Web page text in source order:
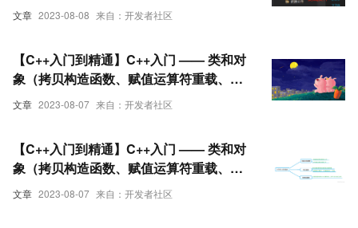
文章 2023-08-08 来自：开发者社区
文章 2023-08-07 来自：开发者社区
【C++入门到精通】C++入门 —— 类和对
象（拷贝构造函数、赋值运算符重载、
const成员函数）下
文章 2023-08-07 来自：开发者社区
【C++入门到精通】C++入门 —— 类和对
象（拷贝构造函数、赋值运算符重载、
const成员函数）上